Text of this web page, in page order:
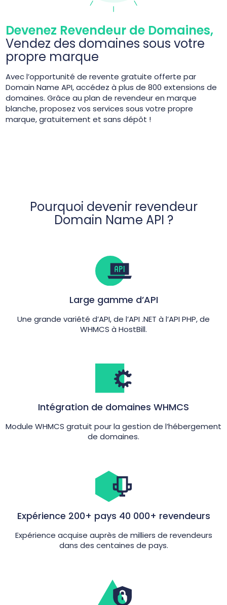
Devenez Revendeur de Domaines,
Vendez des domaines sous votre
propre marque
Avec l’opportunité de revente gratuite offerte par
Domain Name API, accédez à plus de 800 extensions de
domaines. Grâce au plan de revendeur en marque
blanche, proposez vos services sous votre propre
marque, gratuitement et sans dépôt !
Pourquoi devenir revendeur
Domain Name API ?
Large gamme d’API
Une grande variété d’API, de l’API .NET à l’API PHP, de
WHMCS à HostBill.
Intégration de domaines WHMCS
Module WHMCS gratuit pour la gestion de l’hébergement
de domaines.
Expérience 200+ pays 40 000+ revendeurs
Expérience acquise auprès de milliers de revendeurs
dans des centaines de pays.